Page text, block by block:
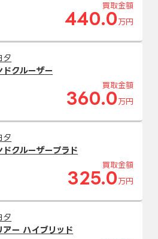
買取金額
440.0 万円
タ
ドクルーザー
買取金額
360.0 万円
タ
ドクルーザープラド
買取金額
325.0 万円
タ
アー ハイブリッド